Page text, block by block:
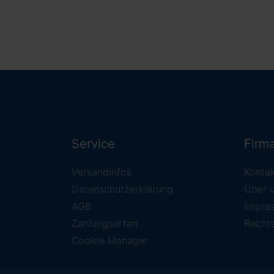
Service
Versandinfos
Datenschutzerklärung
AGB
Zahlungsarten
Cookie Manager
Über